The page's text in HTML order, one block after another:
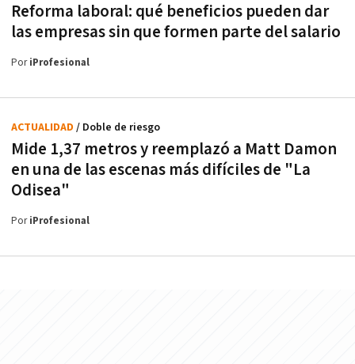
Reforma laboral: qué beneficios pueden dar
las empresas sin que formen parte del salario
PoriProfesional
Mide 1,37 metros y reemplazó a Matt Damon
en una de las escenas más difíciles de "La
Odisea"
ACTUALIDAD / Doble de riesgo
PoriProfesional